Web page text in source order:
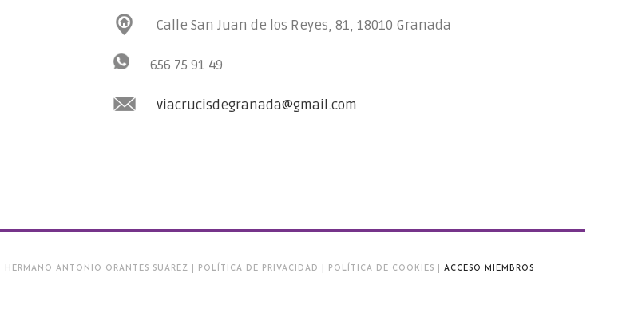
Calle San Juan de los Reyes, 81, 18010 Granada
656 75 91 49
viacrucisdegranada@gmail.com
HERMANO ANTONIO ORANTES SUAREZ | POLÍTICA DE PRIVACIDAD | POLÍTICA DE COOKIES | ACCESO MIEMBROS